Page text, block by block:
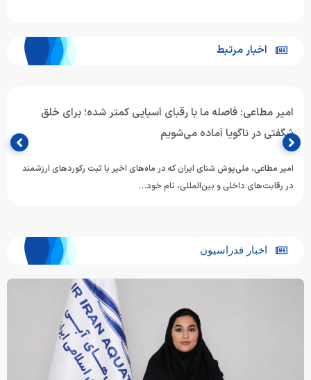
اخبار مرتبط
امیر مطاعی: فاصله ما با رقبای آسیایی کمتر شده؛ برای خلق
شگفتی در ناگویا آماده می‌شویم
امیر مطاعی، ملی‌پوش شنای ایران که در ماه‌های اخیر با ثبت رکوردهای ارزشمند
در رقابت‌های داخلی و بین‌المللی، نام خود…
اخبار فدراسیون